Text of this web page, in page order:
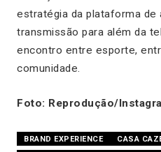
estratégia da plataforma de
transmissão para além da
encontro entre esporte,
comunidade.
Foto: Reprodução/
BRAND EXPERIENCE CASA